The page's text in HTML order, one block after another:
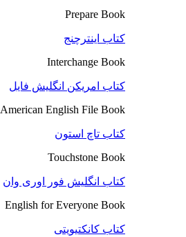
Prepare Book
کتاب اینترچنج
Interchange Book
کتاب امریکن انگلیش فایل
American English File Book
کتاب تاچ استون
Touchstone Book
کتاب انگلیش فور اوری وان
English for Everyone Book
کتاب کانکتیویتی